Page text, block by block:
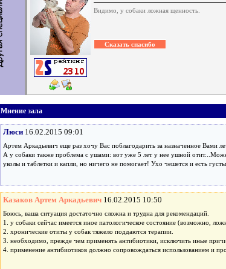
Видимо, у собаки ложная щенность.
Мнение зала
Люси 16.02.2015 09:01
Артем Аркадьевич еще раз хочу Вас поблагодарить за назначенное Вами
А у собаки также проблема с ушами: вот уже 5 лет у нее ушной
уколы и таблетки и капли, но ничего не помогает! Ухо чешется и есть
Казаков Артем Аркадьевич 16.02.2015 10:50
Боюсь, ваша ситуация достаточно сложна и трудна для рекомендаций.
1. у собаки сейчас имеется иное патологическое состояние (возможно,
2. хронические отиты у собак тяжело поддаются терапии.
3. необходимо, прежде чем применять антибиотики, исключить иные
4. применение антибиотиков должно сопровождаться использованием и